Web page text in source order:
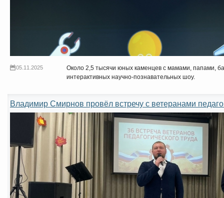
05.11.2025
Около 2,5 тысячи юных каменцев с мамами, папами,
интерактивных научно-познавательных шоу.
Владимир Смирнов провёл встречу с ветеранами